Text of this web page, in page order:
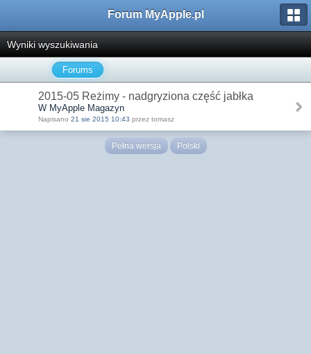
Forum MyApple.pl
Wyniki wyszukiwania
Forums
2015-05 Reżimy - nadgryziona część jabłka
W MyApple Magazyn
Napisano 21 sie 2015 10:43 przez tomasz
Pełna wersja Polski